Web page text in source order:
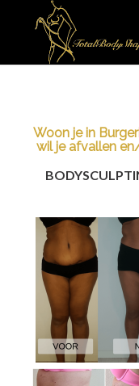
Woon je in
wil je afvallen